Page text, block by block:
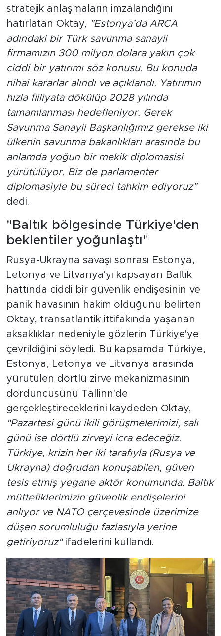
stratejik anlaşmaların imzalandığını
hatırlatan Oktay, "Estonya’da ARCA
adındaki bir Türk savunma sanayii
firmamızın 300 milyon dolara yakın çok
ciddi bir yatırımı söz konusu. Bu konuda
nihai kararlar alındı ve açıklandı. Yatırımın
hızla fiiliyata dökülüp 2028 yılında
tamamlanması hedefleniyor. Gerek
Savunma Sanayii Başkanlığımız gerekse iki
ülkenin savunma bakanlıkları arasında bu
anlamda yoğun bir mekik diplomasisi
yürütülüyor. Biz de parlamenter
diplomasiyle bu süreci tahkim ediyoruz"
dedi.
"Baltık bölgesinde Türkiye'den
beklentiler yoğunlaştı"
Rusya-Ukrayna savaşı sonrası Estonya,
Letonya ve Litvanya'yı kapsayan Baltık
hattında ciddi bir güvenlik endişesinin ve
panik havasının hakim olduğunu belirten
Oktay, transatlantik ittifakında yaşanan
aksaklıklar nedeniyle gözlerin Türkiye'ye
çevrildiğini söyledi. Bu kapsamda Türkiye,
Estonya, Letonya ve Litvanya arasında
yürütülen dörtlü zirve mekanizmasının
dördüncüsünü Tallinn'de
gerçekleştireceklerini kaydeden Oktay,
"Pazartesi günü ikili görüşmelerimizi, salı
günü ise dörtlü zirveyi icra edeceğiz.
Türkiye, krizin her iki tarafıyla (Rusya ve
Ukrayna) doğrudan konuşabilen, güven
tesis etmiş yegane aktör konumunda. Baltık
müttefiklerimizin güvenlik endişelerini
anlıyor ve NATO çerçevesinde üzerimize
düşen sorumluluğu fazlasıyla yerine
getiriyoruz"ifadelerini kullandı.